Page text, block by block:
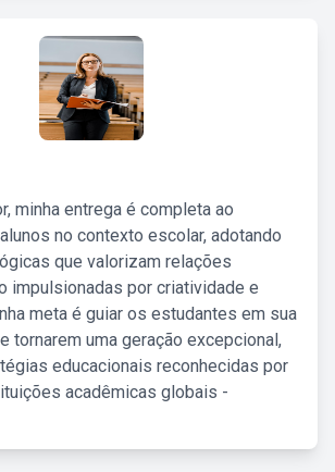
minha entrega é completa ao
no contexto escolar, adotando
que valorizam relações
impulsionadas por criatividade e
meta é guiar os estudantes em sua
tornarem uma geração excepcional,
educacionais reconhecidas por
acadêmicas globais -